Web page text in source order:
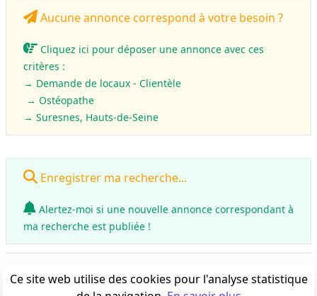
Aucune annonce correspond à votre besoin ?
Cliquez ici pour déposer une annonce avec ces
critères :
→ Demande de locaux - Clientèle
→ Ostéopathe
→ Suresnes, Hauts-de-Seine
Enregistrer ma recherche...
Alertez-moi si une nouvelle annonce correspondant à
ma recherche est publiée !
Ce site web utilise des cookies pour l'analyse statistique